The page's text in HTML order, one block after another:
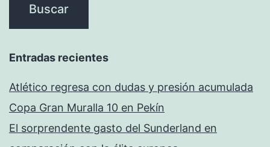
Entradas recientes
Atlético regresa con dudas y presión acumulada
Copa Gran Muralla 10 en Pekín
El sorprendente gasto del Sunderland en